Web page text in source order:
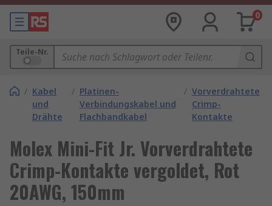
0
Teile-Nr.
/ Kabel
und
Drähte
/ Platinen-
Verbindungskabel und
Flachbandkabel
/ Vorverdrahtete
Crimp-
Kontakte
Molex Mini-Fit Jr. Vorverdrahtete
Crimp-Kontakte vergoldet, Rot
20AWG, 150mm